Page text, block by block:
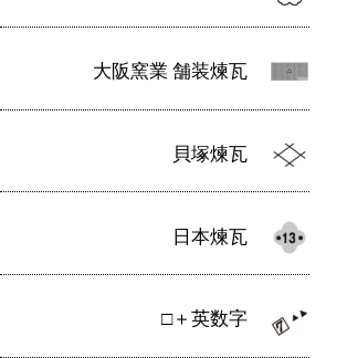
大阪窯業 舗装煉瓦
貝塚煉瓦
日本煉瓦
□＋英数字